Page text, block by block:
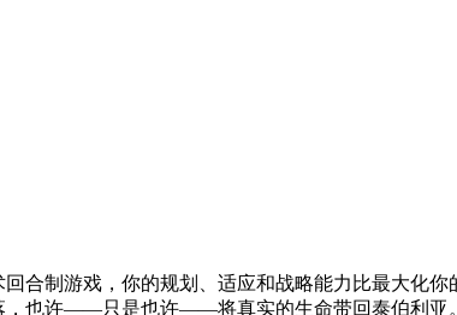
回合制游戏，你的规划、适应和战略能力比最大化
，也许——只是也许——将真实的生命带回泰伯利亚。